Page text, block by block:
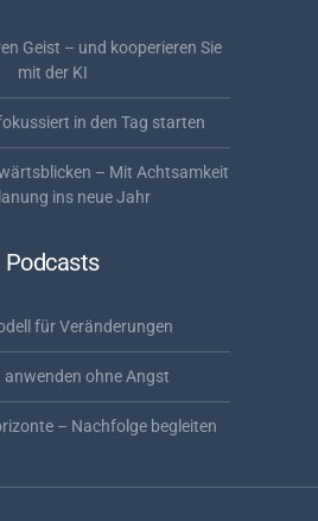
Geist – und kooperieren Sie
mit der KI
in den Tag starten
– Mit Achtsamkeit
ins neue Jahr
Podcasts
für Veränderungen
anwenden ohne Angst
– Nachfolge begleiten